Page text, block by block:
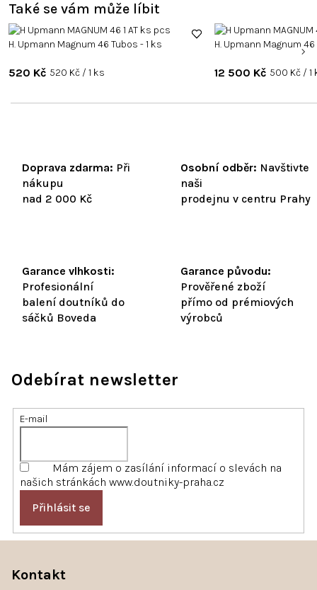
Doprava zdarma: Při
nákupu
nad 2 000 Kč
Osobní odběr: Navštivte
naši
prodejnu v centru Prahy
Garance vlhkosti:
Profesionální
balení doutníků do
sáčků Boveda
Garance původu:
Prověřené zboží
přímo od prémiových
výrobců
Také se vám může líbit
H. Upmann Magnum 46 Tubos - 1 ks
520 Kč Měrná
520 Kč / 1 ks
H. Upmann Magnum
12 500 Kč Měrná
500 Kč / 1
Odebírat newsletter
E-mail
Mám zájem o zasílání informací o slevách na
našich stránkách www.doutniky-praha.cz
Přihlásit se
Kontakt